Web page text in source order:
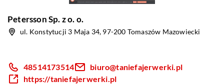
Petersson Sp. z o. o.
ul. Konstytucji 3 Maja 34, 97-200 Tomaszów Mazowiecki
48514173514
biuro@taniefajerwerki.pl
https://taniefajerwerki.pl